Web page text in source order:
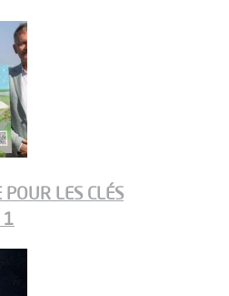
LES CLÉS
1